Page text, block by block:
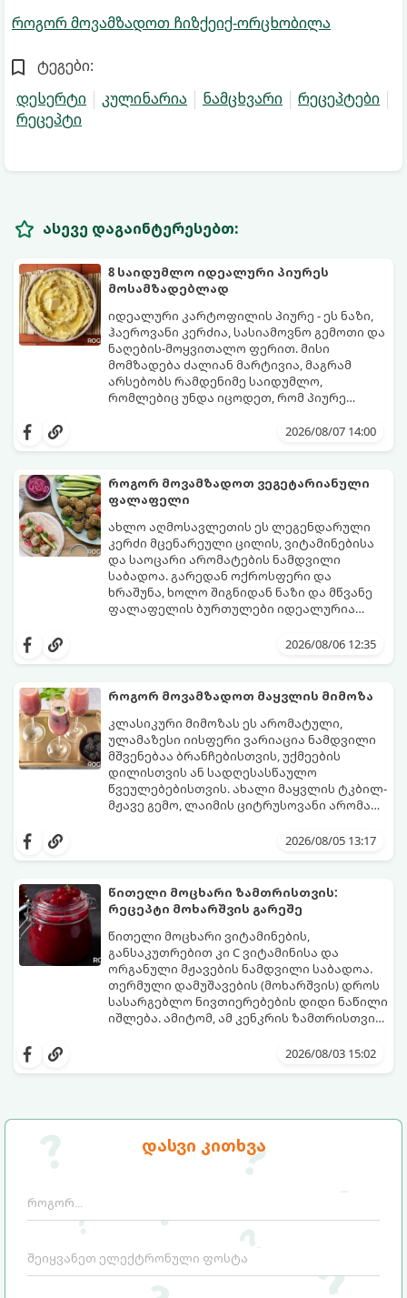
დასვი კითხვა
როგორ მოვამზადოთ ჩიზქეიქ-ორცხობილა
ტეგები:
დესერტი
კულინარია ნამცხვარი
რეცეპტები
რეცეპტი
ასევე დაგაინტერესებთ:
8 საიდუმლო იდეალური პიურეს
მოსამზადებლად
იდეალური კარტოფილის პიურე - ეს ნაზი,
ჰაეროვანი კერძია, სასიამოვნო გემოთი და
ნაღების-მოყვითალო ფერით. მისი
მომზადება ძალიან მარტივია, მაგრამ
არსებობს რამდენიმე საიდუმლო,
რომლებიც უნდა იცოდეთ, რომ პიურე
2026/08/07 14:00
როგორ მოვამზადოთ ვეგეტარიანული
ფალაფელი
ახლო აღმოსავლეთის ეს ლეგენდარული
კერძი მცენარეული ცილის, ვიტამინებისა
და საოცარი არომატების ნამდვილი
საბადოა. გარედან ოქროსფერი და
ხრაშუნა, ხოლო შიგნიდან ნაზი და მწვანე
ფალაფელის ბურთულები იდეალურია
სალათებთან ერთად ან ტახინის (სესამის)
მდგომარეობს, რომ გამოიყენება
შეწვისას ფორმა იდეალურად შეინარჩუნოს
და არ დაიშალოს.
მომზადების დრო: 20 წუთი (დამატებით
მუხუდოს ჩალბობის დრო: 12-24 საათი)
შეწვის დრო: 10–15 წუთი ულუფა: 20–24 ცალი
ბურთულა (4–6 პორცია)
2026/08/06 12:35
როგორ მოვამზადოთ მაყვლის მიმოზა
კლასიკური მიმოზას ეს არომატული,
ულამაზესი იისფერი ვარიაცია ნამდვილი
მშვენებაა ბრანჩებისთვის, უქმეების
დილისთვის ან სადღესასწაულო
წვეულებებისთვის. ახალი მაყვლის ტკბილ-
მჟავე გემო, ლაიმის ციტრუსოვანი არომატი
საოცრად დახვეწილ და მაგრილებელ
და მის მომზადებას მინიმალური
პორცია
2026/08/05 13:17
წითელი მოცხარი ზამთრისთვის:
რეცეპტი მოხარშვის გარეშე
წითელი მოცხარი ვიტამინების,
განსაკუთრებით კი C ვიტამინისა და
ორგანული მჟავების ნამდვილი საბადოა.
თერმული დამუშავების (მოხარშვის) დროს
სასარგებლო ნივთიერებების დიდი ნაწილი
იშლება. ამიტომ, ამ კენკრის ზამთრისთვის
მომზადებაა - მოხარშვის გარეშე.
ბუნებრივ, კაშკაშა გემოს, არომატს და
2026/08/03 15:02